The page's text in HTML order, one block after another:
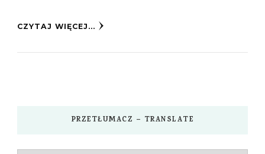
CZYTAJ WIĘCEJ...
PRZETŁUMACZ – TRANSLATE